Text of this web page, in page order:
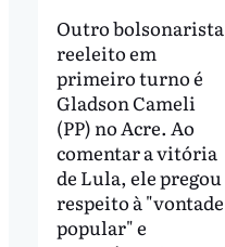
Outro bolsonarista
reeleito em
primeiro turno é
Gladson Cameli
(PP) no Acre. Ao
comentar a vitória
de Lula, ele pregou
respeito à "vontade
popular" e